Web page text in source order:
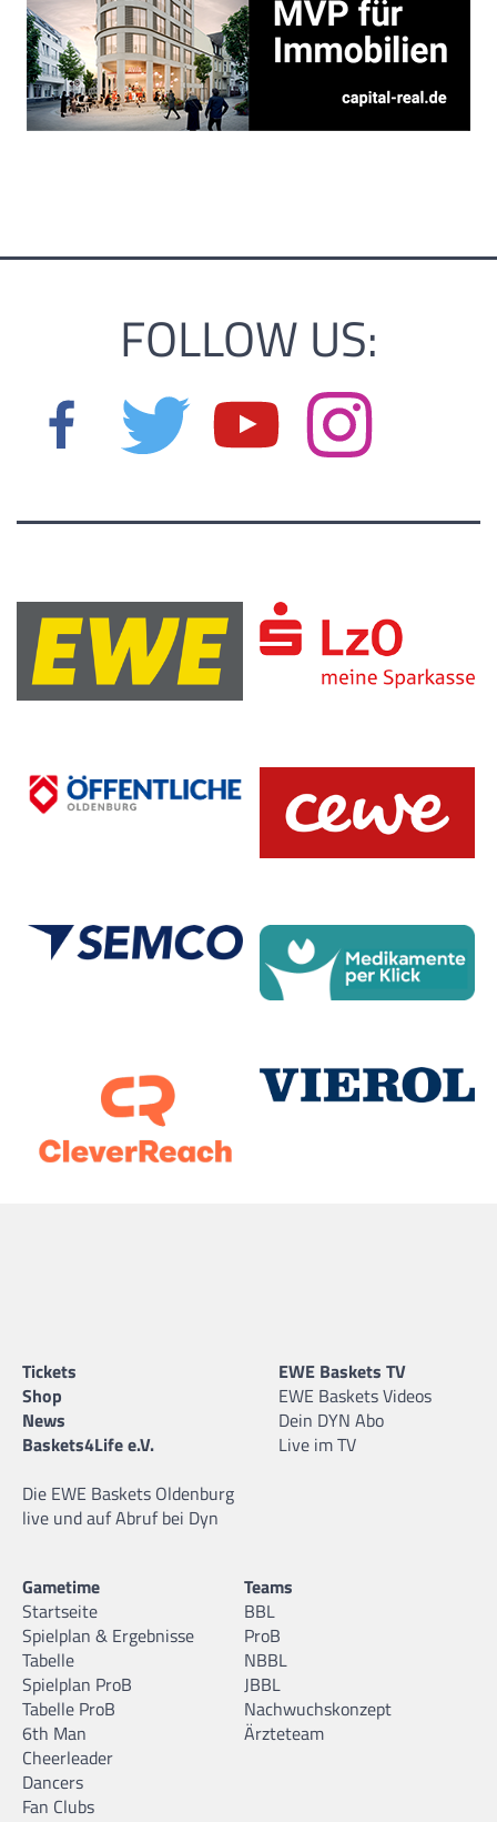
FOLLOW US:
Tickets
Shop
News
Baskets4Life e.V.
Die EWE Baskets Oldenburg
live und auf Abruf bei Dyn
EWE Baskets TV
EWE Baskets Videos
Dein DYN Abo
Live im TV
Gametime
Startseite
Spielplan & Ergebnisse
Tabelle
Spielplan ProB
Tabelle ProB
6th Man
Cheerleader
Dancers
Fan Clubs
Teams
BBL
ProB
NBBL
JBBL
Nachwuchskonzept
Ärzteteam